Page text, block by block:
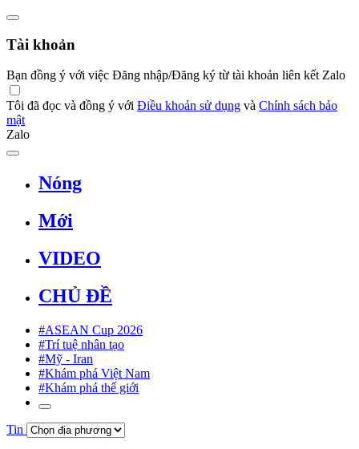
Tài khoản
Bạn đồng ý với việc Đăng nhập/Đăng ký từ tài khoản liên kết Zalo
Tôi đã đọc và đồng ý với Điều khoản sử dụng và Chính sách bảo
mật
Zalo
Nóng
Mới
VIDEO
CHỦ ĐỀ
#ASEAN Cup 2026
#Trí tuệ nhân tạo
#Mỹ - Iran
#Khám phá Việt Nam
#Khám phá thế giới
Tin